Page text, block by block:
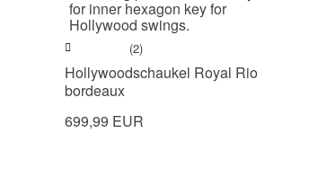
(2)
Hollywoodschaukel Royal Rio
bordeaux
699,99 EUR